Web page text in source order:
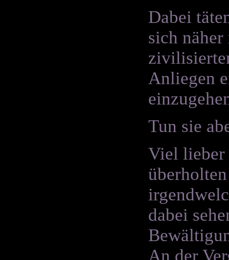
Dabei
sich
Anliegen
Tun sie
Viel lieber
dabei
An der